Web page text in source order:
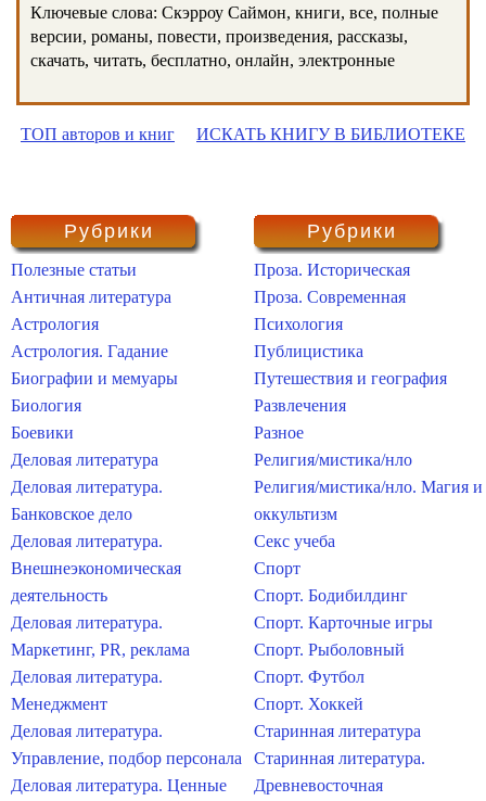
Ключевые слова: Скэрроу Саймон, книги, все, полные
версии, романы, повести, произведения, рассказы,
скачать, читать, бесплатно, онлайн, электронные
ТОП авторов и книг ИСКАТЬ КНИГУ В БИБЛИОТЕКЕ
Рубрики
Полезные статьи
Античная литература
Астрология
Астрология. Гадание
Биографии и мемуары
Биология
Боевики
Деловая литература
Деловая литература.
Банковское дело
Деловая литература.
Внешнеэкономическая
деятельность
Деловая литература.
Маркетинг, PR, реклама
Деловая литература.
Менеджмент
Деловая литература.
Управление, подбор персонала
Деловая литература. Ценные
Рубрики
Проза. Историческая
Проза. Современная
Психология
Публицистика
Путешествия и география
Развлечения
Разное
Религия/мистика/нло
Религия/мистика/нло. Магия и
оккультизм
Секс учеба
Спорт
Спорт. Бодибилдинг
Спорт. Карточные игры
Спорт. Рыболовный
Спорт. Футбол
Спорт. Хоккей
Старинная литература
Старинная литература.
Древневосточная